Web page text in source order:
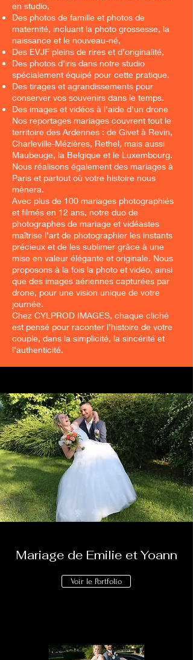
en studio,
Des photos de famille et photos de
maternité, incluant la photo grossesse, la
naissance et le nouveau-né,
Des EVJF pleins de rires et d’originalité,
Des photos d'iris dans notre studio
spécialement équipé pour cette pratique.
Des tirages et agrandissements pour
conserver vos souvenirs dans le temps.
Des images et vidéos à l'aide d'un drone
Nos reportages mariages couvrent tout le
territoire des Ardennes : de Givet à Revin,
Charleville-Mézières, Rethel, mais aussi
Maubeuge, la Belgique et le Luxembourg.
Nous réalisons également des mariages à
Paris et partout où votre histoire nous
mènera.
Avec plus de 100 mariages photographiés
et filmés en 12 ans, notre duo de
photographes de mariage et vidéastes
maîtrise l’art de photographier les instants
précieux et de les sublimer grâce à une
mise en valeur élégante et originale. Nous
proposons à la fois la photo et vidéo, ainsi
que des images aériennes capturées par
drone, pour une vision unique de votre
journée.
Chez CYLPROD IMAGES, chaque cliché
est pensé pour raconter l’histoire de votre
couple, dans la simplicité, la sincérité et
l’authenticité.
Mariage de Emilie et Yoann
Voir le Portfolio